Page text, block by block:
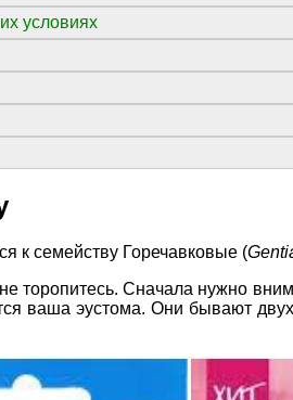
условиях
к семейству Горечавковые (
торопитесь. Сначала нужно
ваша эустома. Они бывают